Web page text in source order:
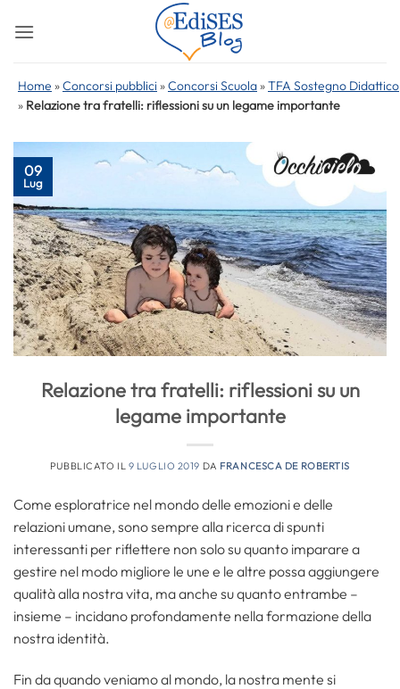
Home »Concorsi pubblici »Concorsi Scuola »TFA Sostegno Didattico
» Relazione tra fratelli: riflessioni su un legame importante
09
Lug
Relazione tra fratelli: riflessioni su un
legame importante
PUBBLICATO IL 9 LUGLIO 2019 DA FRANCESCA DE ROBERTIS
Come esploratrice nel mondo delle emozioni e delle
relazioni umane, sono sempre alla ricerca di spunti
interessanti per riflettere non solo su quanto imparare a
gestire nel modo migliore le une e le altre possa aggiungere
qualità alla nostra vita, ma anche su quanto entrambe –
insieme – incidano profondamente nella formazione della
nostra identità.
Fin da quando veniamo al mondo, la nostra mente si